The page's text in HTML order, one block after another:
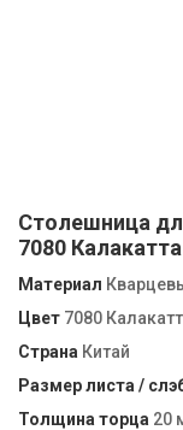
Столешница
7080
Материал
Цвет 7080
Страна Китай
Размер листа /
Толщина торца 20